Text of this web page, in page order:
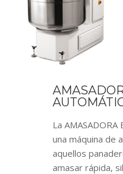
La AMASADORA
una máquina de
aquellos
amasar rápida,